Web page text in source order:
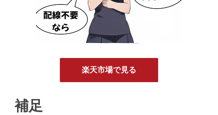
楽天市場で見る
補足